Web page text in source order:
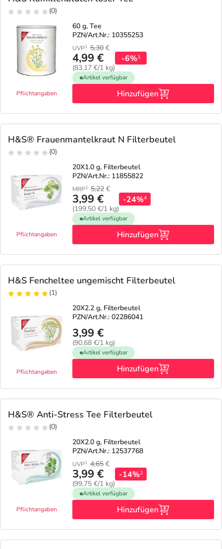
(0)
Pflichtangaben
60 g, Tee
PZN/Art.Nr.: 10355253
UVP1 5,30 €
4,99 €
(83,17 €/1 kg)
-6%3
Artikel verfügbar
Hinzufügen
H&S® Frauenmantelkraut N Filterbeutel
(0)
Pflichtangaben
20X1.0 g, Filterbeutel
PZN/Art.Nr.: 11855822
MRP2 5,22 €
3,99 €
(199,50 €/1 kg)
-24%4
Artikel verfügbar
Hinzufügen
H&S Fencheltee ungemischt Filterbeutel
(1)
Pflichtangaben
20X2.2 g, Filterbeutel
PZN/Art.Nr.: 02286041
3,99 €
(90,68 €/1 kg)
Artikel verfügbar
Hinzufügen
H&S® Anti-Stress Tee Filterbeutel
(0)
Pflichtangaben
20X2.0 g, Filterbeutel
PZN/Art.Nr.: 12537768
UVP1 4,65 €
3,99 €
(99,75 €/1 kg)
-14%3
Artikel verfügbar
Hinzufügen